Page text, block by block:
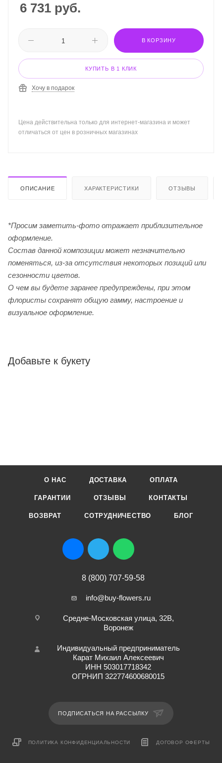
6 731 руб.
В КОРЗИНУ
КУПИТЬ В 1 КЛИК
Хочу в подарок
Цена действительна только для интернет-магазина и может
отличаться от цен в розничных магазинах
ОПИСАНИЕ ХАРАКТЕРИСТИКИ ОТЗЫВЫ
*Просим заметить-фото отражает приблизительное
оформление.
Cостав данной композиции может незначительно
поменяться, из-за отсутствия некоторых позиций или
сезонности цветов.
О чем вы будете заранее предупреждены, при этом
флористы сохранят общую гамму, настроение и
визуальное оформление.
Добавьте к букету
О НАС ДОСТАВКА ОПЛАТА
ГАРАНТИИ ОТЗЫВЫ КОНТАКТЫ
ВОЗВРАТ СОТРУДНИЧЕСТВО БЛОГ
8 (800) 707-59-58
info@buy-flowers.ru
Средне-Московская улица, 32В,
Воронеж
Индивидуальный предприниматель
Карат Михаил Алексеевич
ИНН 503017718342
ОГРНИП 322774600680015
ПОДПИСАТЬСЯ НА РАССЫЛКУ
ПОЛИТИКА КОНФИДЕНЦИАЛЬНОСТИ ДОГОВОР ОФЕРТЫ